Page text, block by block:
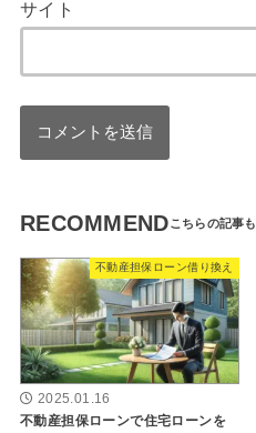
サイト
RECOMMEND
不動産担保ローン借り換え
2025.01.16
不動産担保ローンで住宅ローンを